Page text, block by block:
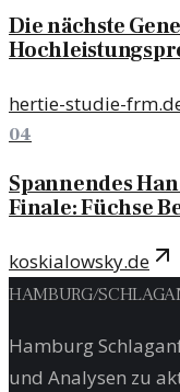
Die nächste
hertie-studie-
04
Spannendes
Finale: Füchse
koskialowsky.de
HAMBURG/
Hamburg
und Analysen zu